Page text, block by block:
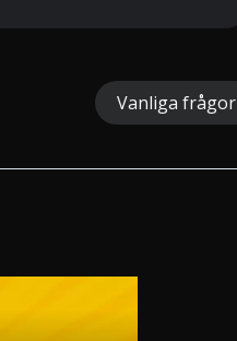
Vanliga frågor